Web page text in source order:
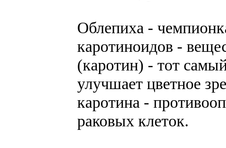
Облепиха -
каротиноидов -
(каротин) - тот
улучшает цветное
каротина -
раковых клеток.